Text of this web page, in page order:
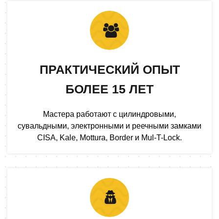
ПРАКТИЧЕСКИЙ ОПЫТ
БОЛЕЕ 15 ЛЕТ
Мастера работают с цилиндровыми,
сувальдными, электронными и реечными замками
CISA, Kale, Mottura, Border и Mul-T-Lock.